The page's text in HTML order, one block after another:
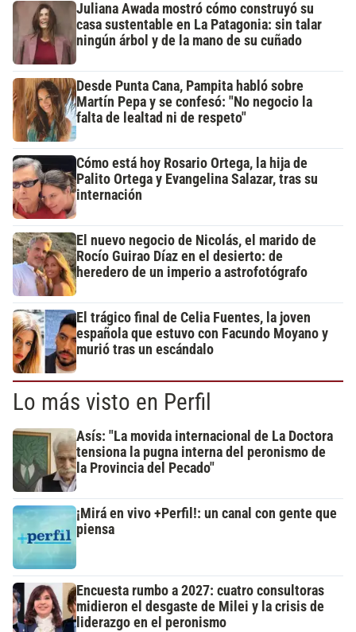
Juliana Awada mostró cómo construyó su
casa sustentable en La Patagonia: sin talar
ningún árbol y de la mano de su cuñado
Desde Punta Cana, Pampita habló sobre
Martín Pepa y se confesó: "No negocio la
falta de lealtad ni de respeto"
Cómo está hoy Rosario Ortega, la hija de
Palito Ortega y Evangelina Salazar, tras su
internación
El nuevo negocio de Nicolás, el marido de
Rocío Guirao Díaz en el desierto: de
heredero de un imperio a astrofotógrafo
El trágico final de Celia Fuentes, la joven
española que estuvo con Facundo Moyano y
murió tras un escándalo
Lo más visto en Perfil
Asís: "La movida internacional de La Doctora
tensiona la pugna interna del peronismo de
la Provincia del Pecado"
¡Mirá en vivo +Perfil!: un canal con gente que
piensa
Encuesta rumbo a 2027: cuatro consultoras
midieron el desgaste de Milei y la crisis de
liderazgo en el peronismo